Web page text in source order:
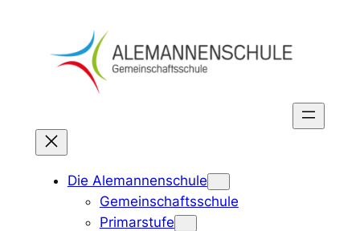
springen
Die Alemannenschule
Gemeinschaftsschule
Primarstufe